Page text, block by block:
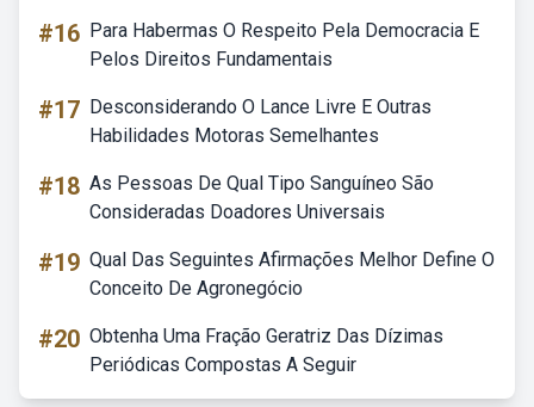
#16 Para Habermas O Respeito Pela Democracia E
Pelos Direitos Fundamentais
#17 Desconsiderando O Lance Livre E Outras
Habilidades Motoras Semelhantes
#18 As Pessoas De Qual Tipo Sanguíneo São
Consideradas Doadores Universais
#19 Qual Das Seguintes Afirmações Melhor Define O
Conceito De Agronegócio
#20 Obtenha Uma Fração Geratriz Das Dízimas
Periódicas Compostas A Seguir